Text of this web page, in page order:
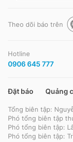
Theo dõi báo trên
Hotline
0906 645 777
Đặt báo Quảng
Tổng biên tập:
Phó tổng biên tập
Phó tổng biên tập:
Phó tổng biên tập: